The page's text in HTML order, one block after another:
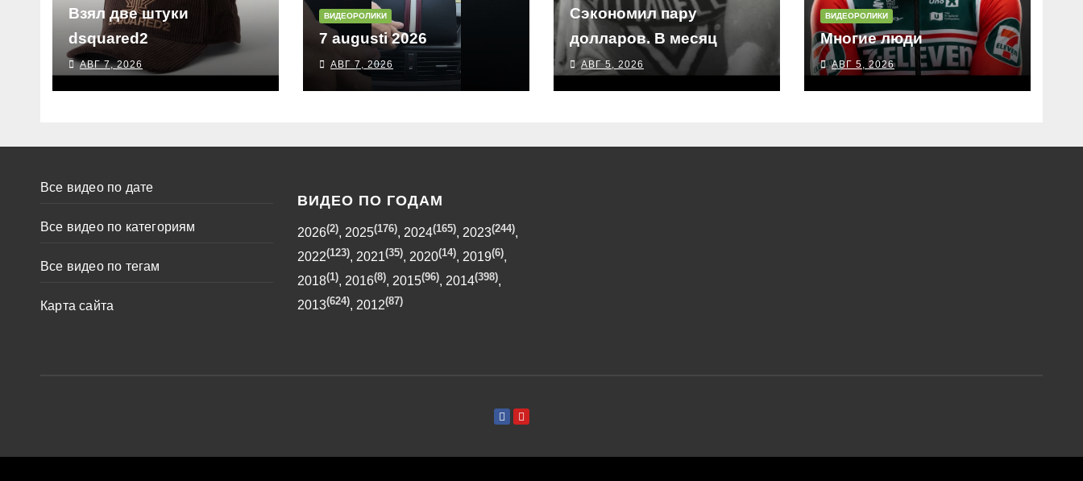
Взял две штуки
dsquared2
АВГ 7, 2026
ВИДЕОРОЛИКИ
7 augusti 2026
АВГ 7, 2026
Сэкономил пару
долларов. В месяц
АВГ 5, 2026
ВИДЕОРОЛИКИ
Многие люди
АВГ 5, 2026
Все видео по дате
Все видео по категориям
Все видео по тегам
Карта сайта
ВИДЕО ПО ГОДАМ
2026(2), 2025(176), 2024(165), 2023(244),
2022(123), 2021(35), 2020(14), 2019(6),
2018(1), 2016(8), 2015(96), 2014(398),
2013(624), 2012(87)